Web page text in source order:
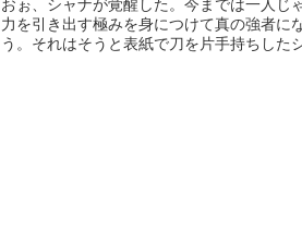
おぉ、シャナが覚醒した。今までは一人じ
力を引き出す極みを身につけて真の強者に
う。それはそうと表紙で刀を片手持ちした